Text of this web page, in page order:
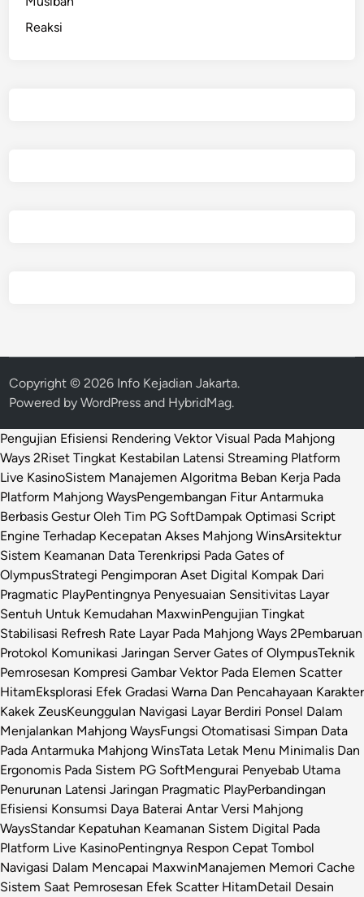
Reaksi
Copyright © 2026 Info Kejadian Jakarta.
Powered byWordPress and HybridMag.
Pengujian Efisiensi Rendering Vektor Visual Pada Mahjong
Ways 2Riset Tingkat Kestabilan Latensi Streaming Platform
Live KasinoSistem Manajemen Algoritma Beban Kerja Pada
Platform Mahjong WaysPengembangan Fitur Antarmuka
Berbasis Gestur Oleh Tim PG SoftDampak Optimasi Script
Engine Terhadap Kecepatan Akses Mahjong WinsArsitektur
Sistem Keamanan Data Terenkripsi Pada Gates of
OlympusStrategi Pengimporan Aset Digital Kompak Dari
Pragmatic PlayPentingnya Penyesuaian Sensitivitas Layar
Sentuh Untuk Kemudahan MaxwinPengujian Tingkat
Stabilisasi Refresh Rate Layar Pada Mahjong Ways 2Pembaruan
Protokol Komunikasi Jaringan Server Gates of OlympusTeknik
Pemrosesan Kompresi Gambar Vektor Pada Elemen Scatter
HitamEksplorasi Efek Gradasi Warna Dan Pencahayaan Karakter
Kakek ZeusKeunggulan Navigasi Layar Berdiri Ponsel Dalam
Menjalankan Mahjong WaysFungsi Otomatisasi Simpan Data
Pada Antarmuka Mahjong WinsTata Letak Menu Minimalis Dan
Ergonomis Pada Sistem PG SoftMengurai Penyebab Utama
Penurunan Latensi Jaringan Pragmatic PlayPerbandingan
Efisiensi Konsumsi Daya Baterai Antar Versi Mahjong
WaysStandar Kepatuhan Keamanan Sistem Digital Pada
Platform Live KasinoPentingnya Respon Cepat Tombol
Navigasi Dalam Mencapai MaxwinManajemen Memori Cache
Sistem Saat Pemrosesan Efek Scatter HitamDetail Desain